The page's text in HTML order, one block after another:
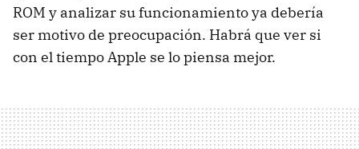
ROM y analizar su funcionamiento ya debería
ser motivo de preocupación. Habrá que ver si
con el tiempo Apple se lo piensa mejor.